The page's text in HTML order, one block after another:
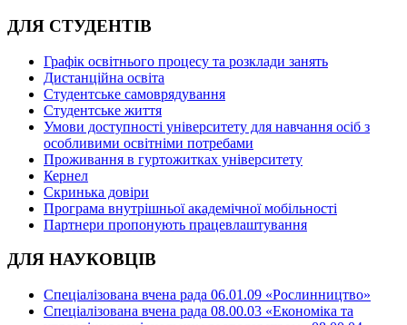
ДЛЯ СТУДЕНТІВ
Графік освітнього процесу та розклади занять
Дистанційна освіта
Студентське самоврядування
Студентське життя
Умови доступності університету для навчання осіб з
особливими освітніми потребами
Проживання в гуртожитках університету
Кернел
Скринька довіри
Програма внутрішньої академічної мобільності
Партнери пропонують працевлаштування
ДЛЯ НАУКОВЦІВ
Спеціалізована вчена рада 06.01.09 «Рослинництво»
Спеціалізована вчена рада 08.00.03 «Економіка та